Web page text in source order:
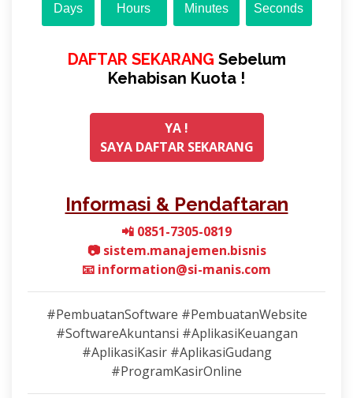
Days Hours Minutes Seconds
DAFTAR SEKARANG Sebelum
Kehabisan Kuota !
YA !
SAYA DAFTAR SEKARANG
Informasi & Pendaftaran
📲 0851-7305-0819
📷 sistem.manajemen.bisnis
📧 information@si-manis.com
#PembuatanSoftware #PembuatanWebsite
#SoftwareAkuntansi #AplikasiKeuangan
#AplikasiKasir #AplikasiGudang
#ProgramKasirOnline